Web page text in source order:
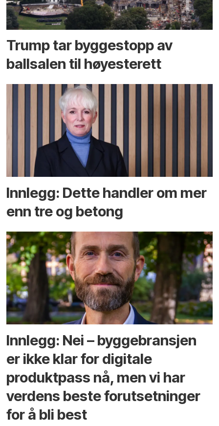
Trump tar byggestopp av
ballsalen til høyesterett
Innlegg: Dette handler om mer
enn tre og betong
Innlegg: Nei – byggebransjen
er ikke klar for digitale
produktpass nå, men vi har
verdens beste forutsetninger
for å bli best